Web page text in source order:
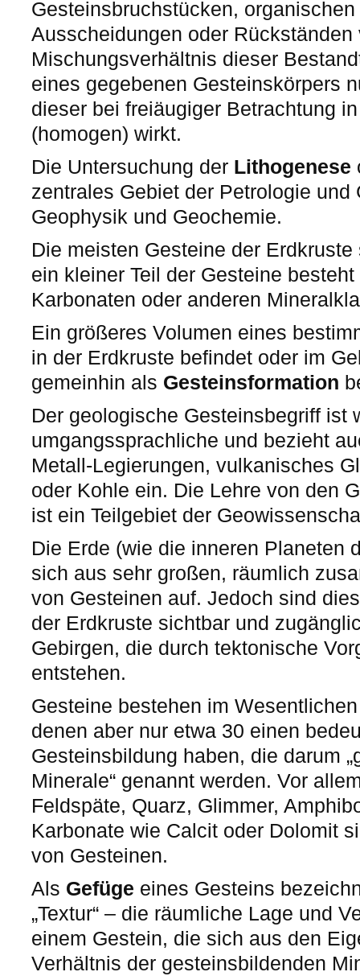
Gesteinsbruchstücken,
Ausscheidungen oder
Mischungsverhältnis dieser
eines gegebenen Gesteinskörpers
dieser bei freiäugiger Betrachtung
(homogen) wirkt.
Die Untersuchung der Lithogenese
zentrales Gebiet der Petrologie und
Geophysik und Geochemie.
Die meisten Gesteine der
ein kleiner Teil der Gesteine
Karbonaten oder anderen
Ein größeres Volumen eines
in der Erdkruste befindet oder im
gemeinhin als Gesteinsformation
Der geologische Gesteinsbegriff ist
umgangssprachliche und bezieht
Metall-Legierungen, vulkanisches
oder Kohle ein. Die Lehre von den
ist ein Teilgebiet der
Die Erde (wie die inneren Planeten
sich aus sehr großen, räumlich
von Gesteinen auf. Jedoch sind
der Erdkruste sichtbar und
Gebirgen, die durch tektonische
entstehen.
Gesteine bestehen im
denen aber nur etwa 30 einen
Gesteinsbildung haben, die darum
Minerale“ genannt werden. Vor
Feldspäte, Quarz, Glimmer,
Karbonate wie Calcit oder Dolomit
von Gesteinen.
Als Gefüge eines Gesteins
„Textur“ – die räumliche Lage und
einem Gestein, die sich aus den
Verhältnis der gesteinsbildenden